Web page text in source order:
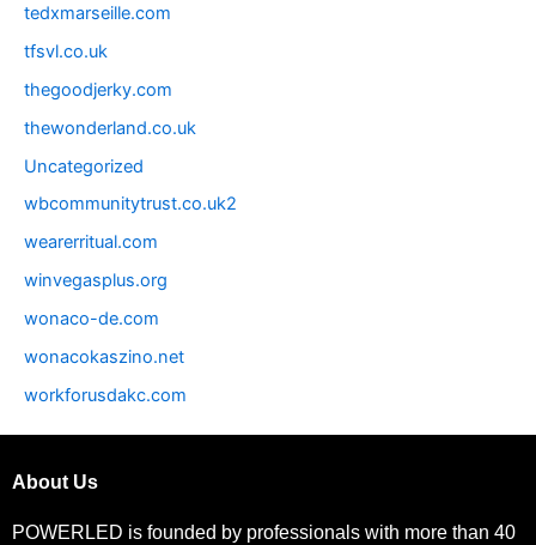
tedxmarseille.com
tfsvl.co.uk
thegoodjerky.com
thewonderland.co.uk
Uncategorized
wbcommunitytrust.co.uk2
wearerritual.com
winvegasplus.org
wonaco-de.com
wonacokaszino.net
workforusdakc.com
About Us
POWERLED is founded by professionals with more than 40